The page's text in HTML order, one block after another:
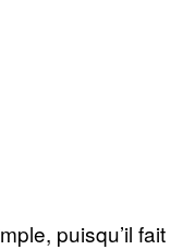
puisqu’il fait